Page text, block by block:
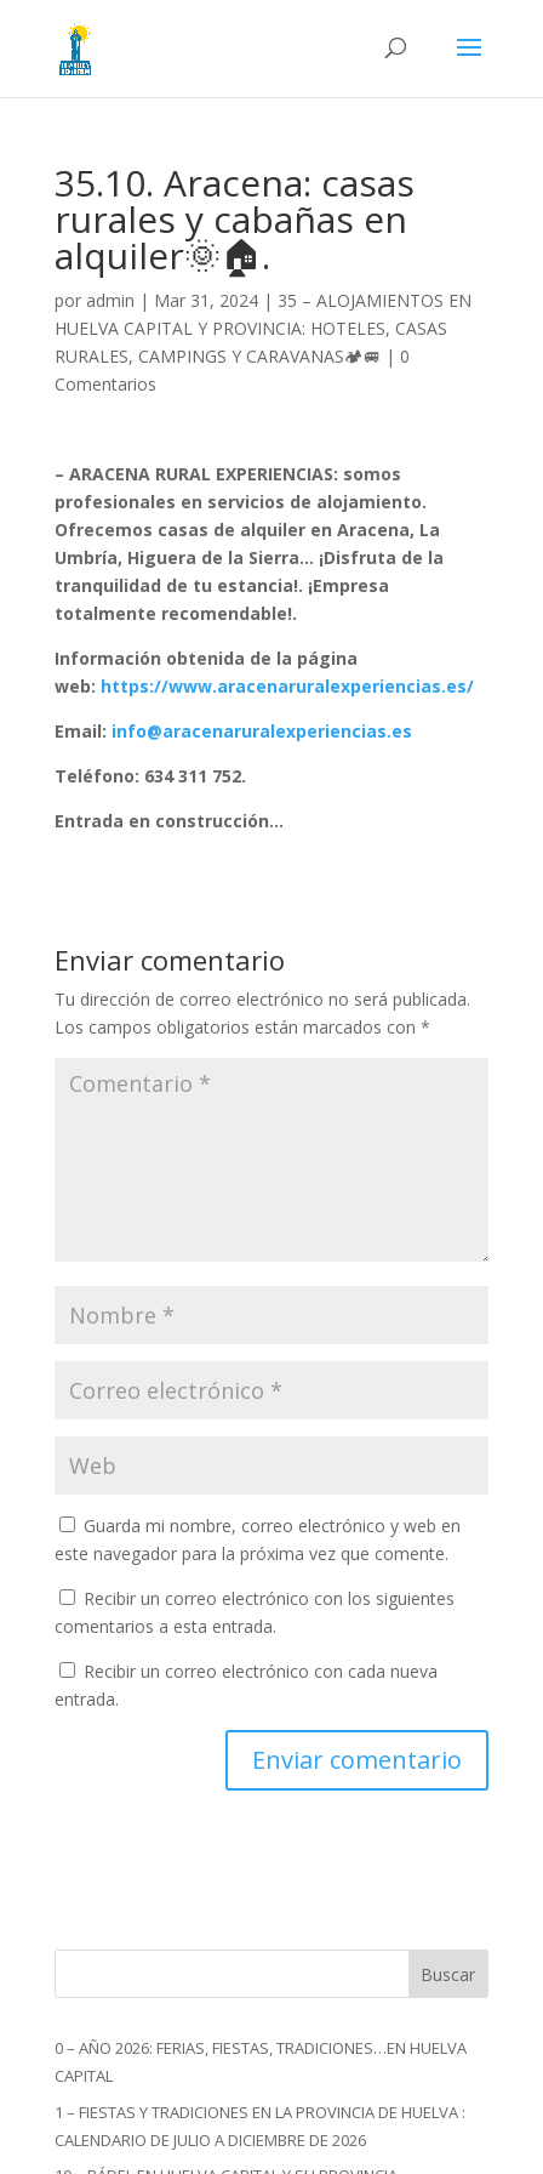
35.10. Aracena: casas
rurales y cabañas en
alquiler🌞🏠.
por admin | Mar 31, 2024| 35 – ALOJAMIENTOS EN
HUELVA CAPITAL Y PROVINCIA: HOTELES, CASAS
RURALES, CAMPINGS Y CARAVANAS🏕️🚐 | 0
Comentarios
– ARACENA RURAL EXPERIENCIAS: somos
profesionales en servicios de alojamiento.
Ofrecemos casas de alquiler en Aracena, La
Umbría, Higuera de la Sierra… ¡Disfruta de la
tranquilidad de tu estancia!. ¡Empresa
totalmente recomendable!.
Información obtenida de la página
web: https://www.aracenaruralexperiencias.es/
Email: info@aracenaruralexperiencias.es
Teléfono: 634 311 752.
Entrada en construcción…
Enviar comentario
Tu dirección de correo electrónico no será publicada.
Los campos obligatorios están marcados con *
Guarda mi nombre, correo electrónico y web en
este navegador para la próxima vez que comente.
Recibir un correo electrónico con los siguientes
comentarios a esta entrada.
Recibir un correo electrónico con cada nueva
entrada.
Buscar
0 – AÑO 2026: FERIAS, FIESTAS, TRADICIONES…EN HUELVA
CAPITAL
1 – FIESTAS Y TRADICIONES EN LA PROVINCIA DE HUELVA :
CALENDARIO DE JULIO A DICIEMBRE DE 2026